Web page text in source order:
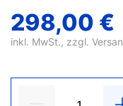
298,00 €
inkl. MwSt., zzgl.